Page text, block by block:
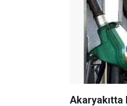
Akaryakıtta